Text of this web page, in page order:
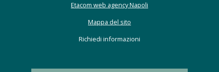
Etacom web agency Napoli
Mappa del sito
Richiedi informazioni